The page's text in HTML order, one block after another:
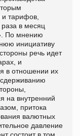
и тарифов,
в месяц
По мнению
инициативу
речь идет
и
в отношении их
сдерживанию
на внутренний
притока
валютных
давление
состоит в том,